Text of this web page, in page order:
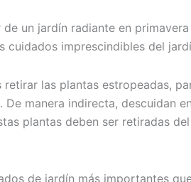
un jardín radiante en
imprescindibles del
las plantas estropeadas,
manera indirecta,
plantas deben ser retiradas
de jardín más importantes